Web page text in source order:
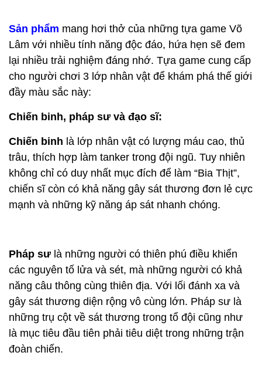
Sản phẩm mang hơi thở của những tựa game Võ
Lâm với nhiều tính năng độc đáo, hứa hẹn sẽ đem
lại nhiều trải nghiệm đáng nhớ. Tựa game cung cấp
cho người chơi 3 lớp nhân vật để khám phá thế giới
đầy màu sắc này:
Chiến binh, pháp sư và đạo sĩ:
Chiến binh là lớp nhân vật có lượng máu cao, thủ
trâu, thích hợp làm tanker trong đội ngũ. Tuy nhiên
không chỉ có duy nhất mục đích để làm “Bia Thịt”,
chiến sĩ còn có khả năng gây sát thương đơn lẻ cực
mạnh và những kỹ năng áp sát nhanh chóng.
Pháp sư là những người có thiên phú điều khiển
các nguyên tố lửa và sét, mà những người có khả
năng câu thông cùng thiên địa. Với lối đánh xa và
gây sát thương diện rộng vô cùng lớn. Pháp sư là
những trụ cột về sát thương trong tổ đội cũng như
là mục tiêu đầu tiên phải tiêu diệt trong những trận
đoàn chiến.